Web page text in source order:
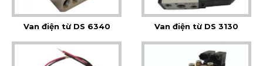
Van điện từ DS 6340 Van điện từ DS 3130